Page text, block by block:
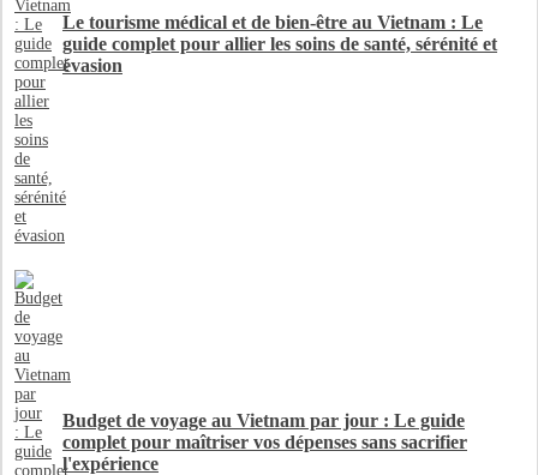
Le tourisme médical et de bien-être au Vietnam : Le
guide complet pour allier les soins de santé, sérénité et
évasion
Budget de voyage au Vietnam par jour : Le guide
complet pour maîtriser vos dépenses sans sacrifier
l'expérience